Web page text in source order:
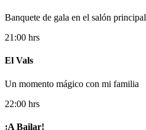
Banquete de gala en el salón principal
21:00 hrs
El Vals
Un momento mágico con mi familia
22:00 hrs
¡A Bailar!